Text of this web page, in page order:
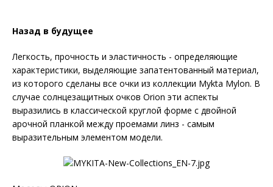
Назад в будущее
Легкость, прочность и эластичность - определяющие
характеристики, выделяющие запатентованный материал,
из которого сделаны все очки из коллекции Mykta Mylon. В
случае солнцезащитных очков Orion эти аспекты
выразились в классической круглой форме с двойной
арочной планкой между проемами линз - самым
выразительным элементом модели.